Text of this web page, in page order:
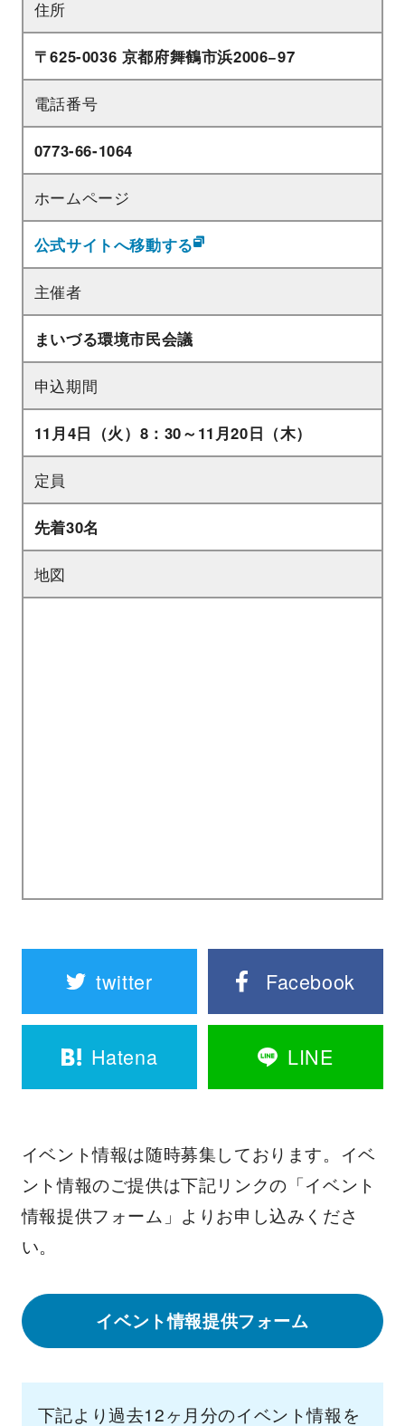
住所
〒625-0036 京都府舞鶴市浜2006−97
電話番号
0773-66-1064
ホームページ
公式サイトへ移動する
主催者
まいづる環境市民会議
申込期間
11月4日（火）8：30～11月20日（木）
定員
先着30名
地図
twitter Facebook
Hatena LINE
イベント情報は随時募集しております。イベ
ント情報のご提供は下記リンクの「イベント
情報提供フォーム」よりお申し込みくださ
い。
イベント情報提供フォーム
下記より過去12ヶ月分のイベント情報を